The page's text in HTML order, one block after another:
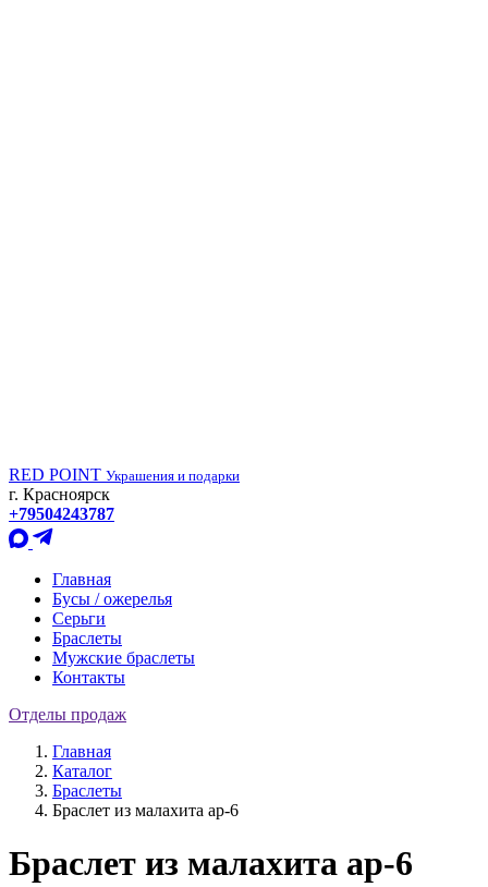
RED POINT Украшения и подарки
г. Красноярск
+79504243787
Главная
Бусы / ожерелья
Серьги
Браслеты
Мужские браслеты
Контакты
Отделы продаж
Главная
Каталог
Браслеты
Браслет из малахита ар-6
Браслет из малахита ар-6